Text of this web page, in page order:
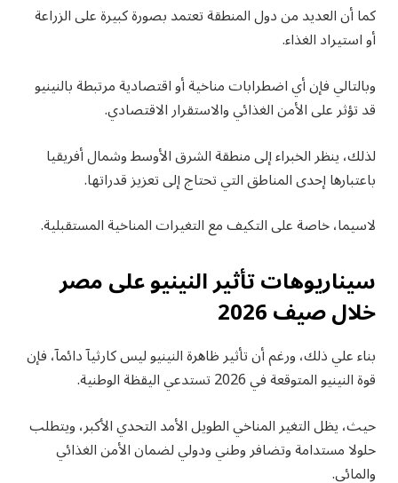
كما أن العديد من دول المنطقة تعتمد بصورة كبيرة على الزراعة
أو استيراد الغذاء.
وبالتالي فإن أي اضطرابات مناخية أو اقتصادية مرتبطة بالنينيو
قد تؤثر على الأمن الغذائي والاستقرار الاقتصادي.
لذلك، ينظر الخبراء إلى منطقة الشرق الأوسط وشمال أفريقيا
باعتبارها إحدى المناطق التي تحتاج إلى تعزيز قدراتها.
لاسيما، خاصة على التكيف مع التغيرات المناخية المستقبلية.
سيناريوهات تأثير النينيو على مصر
خلال صيف 2026
بناء علي ذلك، ورغم أن تأثير ظاهرة النينيو ليس كارثيآ دائمآ، فإن
قوة النينيو المتوقعة في 2026 تستدعي اليقظة الوطنية.
حيث، يظل التغير المناخي الطويل الأمد التحدي الأكبر، ويتطلب
حلولا مستدامة وتضافر وطني ودولي لضمان الأمن الغذائي
والمائي.